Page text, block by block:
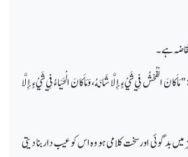
ہے۔
كَانَ الْفُحْشُ فِي شَيْءٍ إِلَّا شَانَهُ ، وَمَا كَانَ الْحَيَاءُ فِي شَيْءٍ إِلَّا
اور سخت کلامی ہو وہ اس کو عیب دار بنا دیتی